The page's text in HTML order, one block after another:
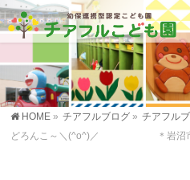
HOME » チアフルブログ » チアフル
どろんこ～＼(^o^)／ ＊岩沼市チ